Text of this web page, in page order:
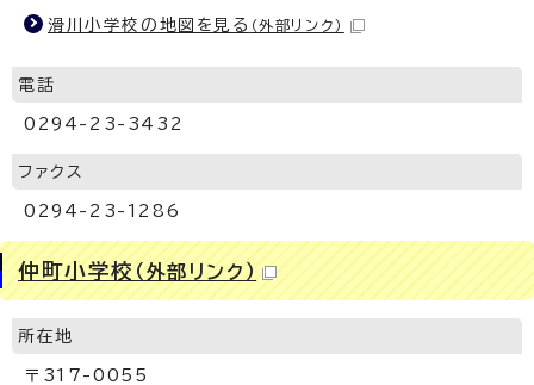
滑川小学校の地図を見る （外部リンク）
電話
0294-23-3432
ファクス
0294-23-1286
仲町小学校 （外部リンク）
所在地
〒317-0055